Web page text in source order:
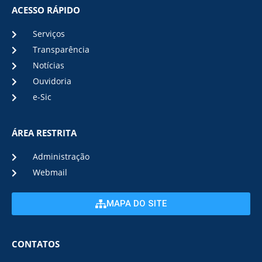
ACESSO RÁPIDO
Serviços
Transparência
Notícias
Ouvidoria
e-Sic
ÁREA RESTRITA
Administração
Webmail
MAPA DO SITE
CONTATOS